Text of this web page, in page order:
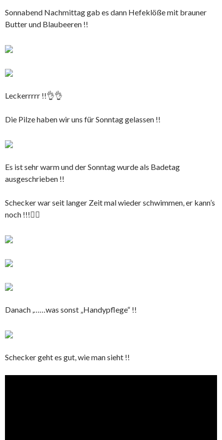
Sonnabend Nachmittag gab es dann Hefeklöße mit brauner
Butter und Blaubeeren !!
Leckerrrrr !!👌👌
Die Pilze haben wir uns für Sonntag gelassen !!
Es ist sehr warm und der Sonntag wurde als Badetag
ausgeschrieben !!
Schecker war seit langer Zeit mal wieder schwimmen, er kann’s
noch !!!🏊‍♀️
Danach ,……was sonst „Handypflege“ !!
Schecker geht es gut, wie man sieht !!